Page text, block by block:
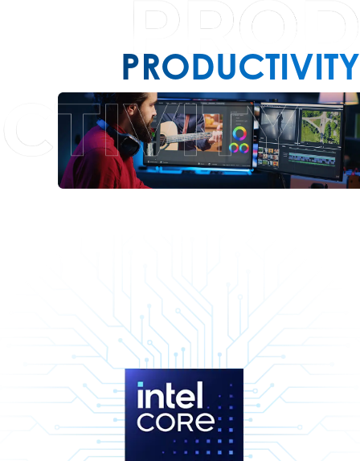
PRODUCTIVITY